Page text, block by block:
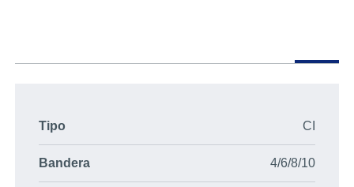
Tipo CI
Bandera 4/6/8/10